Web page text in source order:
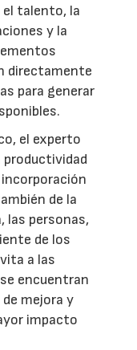
el talento, la
y la
directamente
para generar
el experto
productividad
de la
las personas,
de los
a las
encuentran
mejora y
impacto